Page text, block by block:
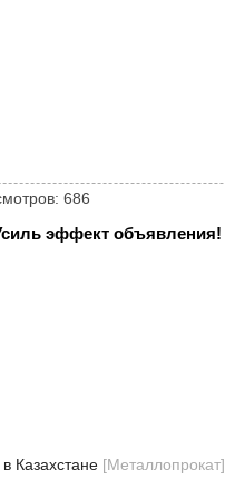
686
эффект объявления!
Казахстане [Металлопрокат]